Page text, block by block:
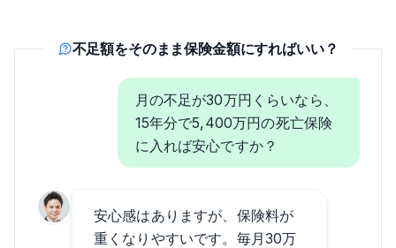
不足額をそのまま保険金額にすればいい？
月の不足が30万円くらいなら、
15年分で5,400万円の死亡保険
に入れば安心ですか？
安心感はありますが、保険料が
重くなりやすいです。毎月30万